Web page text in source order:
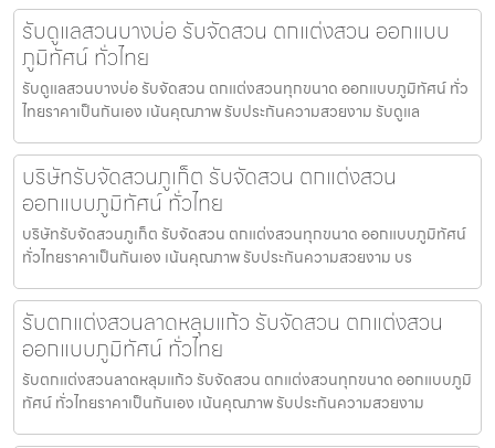
รับดูแลสวนบางบ่อ รับจัดสวน ตกแต่งสวน ออกแบบ
ภูมิทัศน์ ทั่วไทย
รับดูแลสวนบางบ่อ รับจัดสวน ตกแต่งสวนทุกขนาด ออกแบบภูมิทัศน์ ทั่ว
ไทยราคาเป็นกันเอง เน้นคุณภาพ รับประกันความสวยงาม รับดูแล
บริษัทรับจัดสวนภูเก็ต รับจัดสวน ตกแต่งสวน
ออกแบบภูมิทัศน์ ทั่วไทย
บริษัทรับจัดสวนภูเก็ต รับจัดสวน ตกแต่งสวนทุกขนาด ออกแบบภูมิทัศน์
ทั่วไทยราคาเป็นกันเอง เน้นคุณภาพ รับประกันความสวยงาม บร
รับตกแต่งสวนลาดหลุมแก้ว รับจัดสวน ตกแต่งสวน
ออกแบบภูมิทัศน์ ทั่วไทย
รับตกแต่งสวนลาดหลุมแก้ว รับจัดสวน ตกแต่งสวนทุกขนาด ออกแบบภูมิ
ทัศน์ ทั่วไทยราคาเป็นกันเอง เน้นคุณภาพ รับประกันความสวยงาม